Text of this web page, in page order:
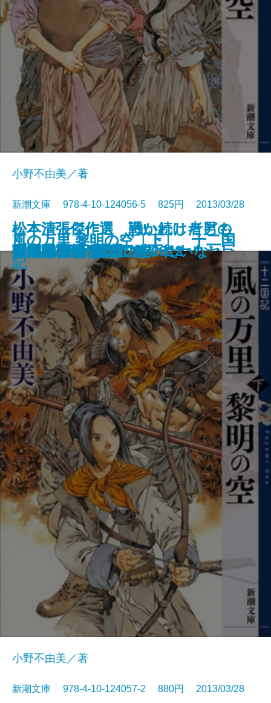
下天を謀る〔下〕
ぎっちょんちょん
宮本武蔵(四)
マボロシの鳥
とりあたま事変
三国志(五) 孔明の巻
宮本武蔵(三)
松本清張傑作選 戦い続けた男の
素顔―宮部みゆきオリジナルセレ
クション―
松本清張傑作選 憑かれし者ども
―桐野夏生オリジナルセレクショ
ン―
風の万里 黎明の空〔上〕 十二国
記
小野不由美／著
新潮文庫 978-4-10-124056-5 825円 2013/03/28
文庫
風の万里 黎明の空〔下〕 十二国
記
小野不由美／著
新潮文庫 978-4-10-124057-2 880円 2013/03/28
一週間
残るは食欲
俺俺
人生のこつあれこれ 2012
砂の上のあなた
もいちどあなたにあいたいな
マドンナ・ヴェルデ
三国志(三) 草莽の巻
三国志(四) 臣道の巻